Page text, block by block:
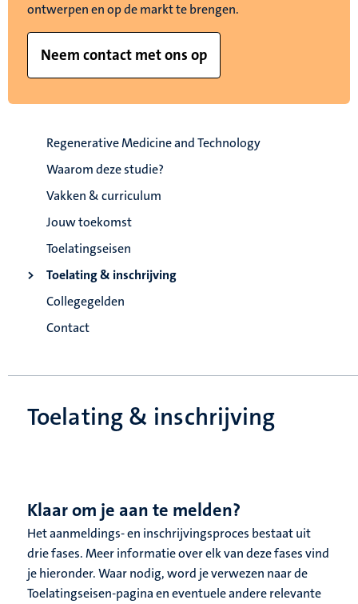
ontwerpen en op de markt te brengen.
Neem contact met ons op
Regenerative Medicine and Technology
Waarom deze studie?
Vakken & curriculum
Jouw toekomst
Toelatingseisen
Toelating & inschrijving
Collegegelden
Contact
Toelating & inschrijving
Klaar om je aan te melden?
Het aanmeldings- en inschrijvingsproces bestaat uit
drie fases. Meer informatie over elk van deze fases vind
je hieronder. Waar nodig, word je verwezen naar de
Toelatingseisen-pagina en eventuele andere relevante